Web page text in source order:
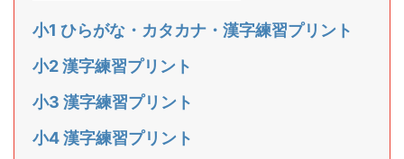
小1 ひらがな・カタカナ・漢字練習プリント
小2 漢字練習プリント
小3 漢字練習プリント
小4 漢字練習プリント